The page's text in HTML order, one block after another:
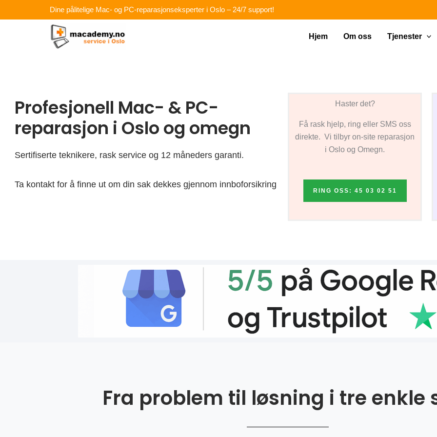
rett
Dine pålitelige Mac- og PC-reparasjonseksperter i Oslo – 24/7 support!
Hjem Om oss Tjenester
Profesjonell Mac- & PC-
reparasjon i Oslo og omegn
Sertifiserte teknikere, rask service og 12 måneders garanti.
Ta kontakt for å finne ut om din sak dekkes gjennom innboforsikring
Haster det?
Få rask hjelp, ring eller SMS oss
direkte. Vi tilbyr on-site reparasjon
i Oslo og Omegn.
RING OSS: 45 03 02 51
Fra problem til løsning i tre enkle